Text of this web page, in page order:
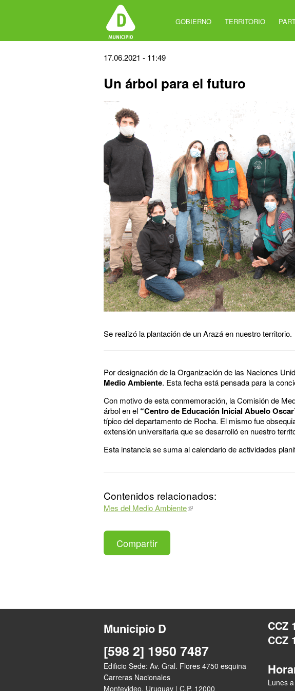
GOBIERNO TERRITORIO
Back
top
17.06.2021 - 11:49
Un árbol para el futuro
Se realizó la plantación de un Arazá en nuestro territorio.
Por designación de la Organización de las Naciones
Medio Ambiente. Esta fecha está pensada para la
Con motivo de esta conmemoración, la Comisión de
árbol en el “Centro de Educación Inicial Abuelo
típico del departamento de Rocha. El mismo fue
extensión universitaria que se desarrolló en nuestro
Esta instancia se suma al calendario de actividades
Contenidos relacionados:
Mes del Medio Ambiente
Compartir
Municipio D
[598 2] 1950 7487
Edificio Sede: Av. Gral. Flores 4750 esquina
Carreras Nacionales
Montevideo, Uruguay | C.P. 12000
CCZ
CCZ
Lunes